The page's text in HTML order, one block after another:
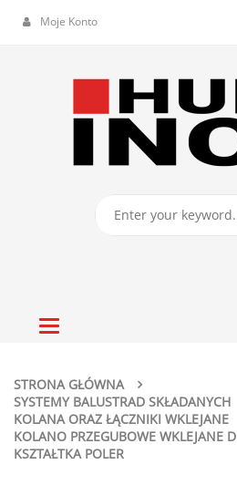
Moje Konto
Toggle
STRONA GŁÓWNA
SYSTEMY BALUSTRAD SKŁADANYCH
KOLANA ORAZ ŁĄCZNIKI WKLEJANE
KOLANO PRZEGUBOWE WKLEJANE
KSZTAŁTKA POLER